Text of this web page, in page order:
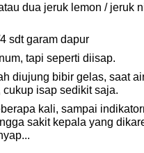
dua jeruk lemon / jeruk
sdt garam dapur
tapi seperti diisap.
diujung bibir gelas, saat
cukup isap sedikit saja.
kali, sampai
sakit kepala yang